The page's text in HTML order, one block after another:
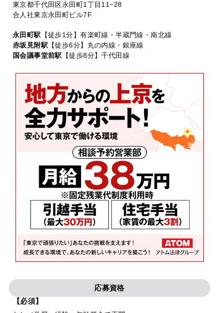
東京都千代田区永田町1丁目11−28
合人社東京永田町ビル7F
永田町駅 【徒歩1分】有楽町線・半蔵門線・南北線
赤坂見附駅 【徒歩6分】丸の内線・銀座線
国会議事堂前駅
【徒歩8分】千代田線
応募資格
【必須】